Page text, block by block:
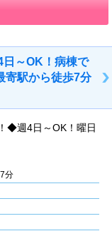
～OK！病棟で
寄駅から徒歩7分
◆週4日～OK！曜日
分